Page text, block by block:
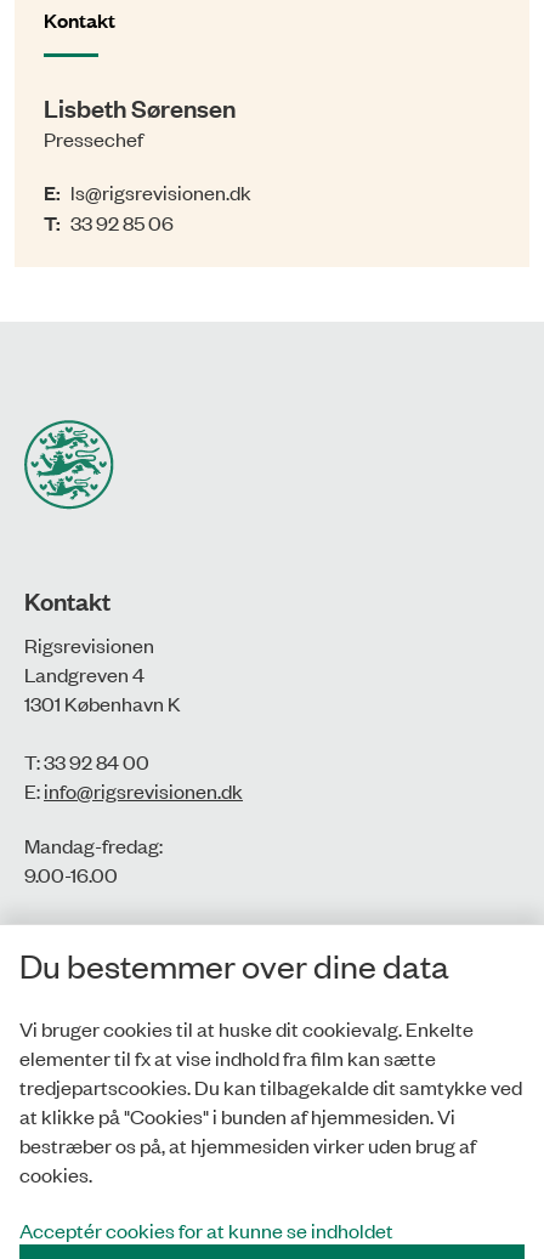
Kontakt
Lisbeth Sørensen
Pressechef
E: ls@rigsrevisionen.dk
T: 33 92 85 06
Kontakt
Rigsrevisionen
Landgreven 4
1301 København K
T: 33 92 84 00
E:info@rigsrevisionen.dk
Mandag-fredag:
9.00-16.00​
CVR-nr.: 77806113
EAN-nr.: 5798000016002
Privatlivspolitik
Whistleblowerordning
Tilgængelighedserklæring
Du bestemmer over dine data
Vi bruger cookies til at huske dit cookievalg. Enkelte
elementer til fx at vise indhold fra film kan sætte
tredjepartscookies. Du kan tilbagekalde dit samtykke ved
at klikke på "Cookies" i bunden af hjemmesiden. Vi
bestræber os på, at hjemmesiden virker uden brug af
cookies.
Acceptér cookies for at kunne se indholdet